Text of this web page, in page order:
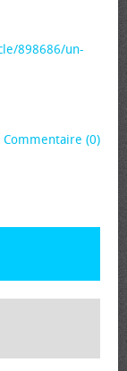
898686/un-
Commentaire (0)